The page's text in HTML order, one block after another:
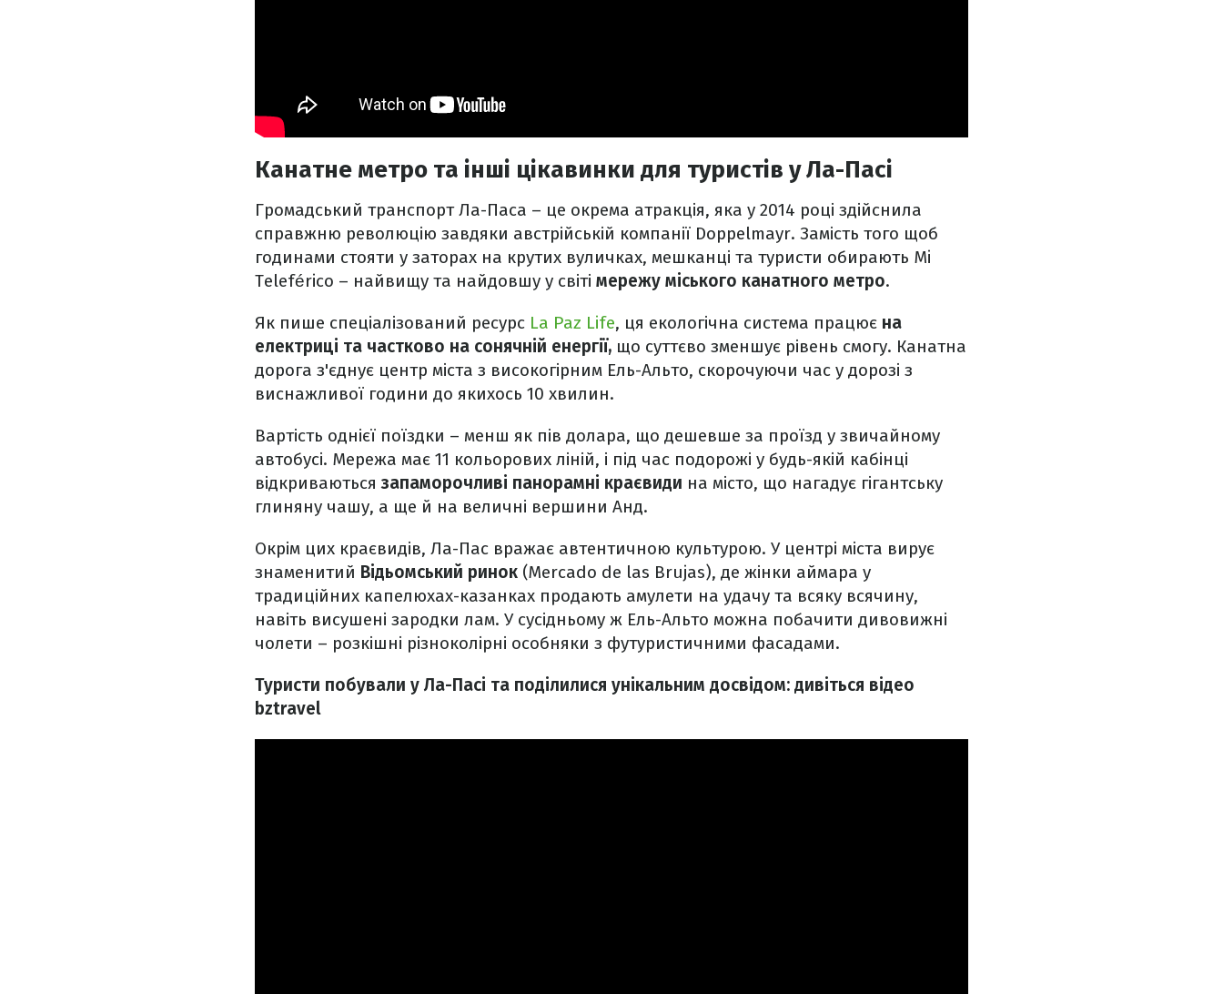
Канатне метро та інші цікавинки для туристів у Ла-Пасі
Громадський транспорт Ла-Паса – це окрема атракція, яка у 2014 році здійснила
справжню революцію завдяки австрійській компанії Doppelmayr. Замість того щоб
годинами стояти у заторах на крутих вуличках, мешканці та туристи обирають Mi
Teleférico – найвищу та найдовшу у світі мережу міського канатного метро.
Як пише спеціалізований ресурс La Paz Life, ця екологічна система працює на
електриці та частково на сонячній енергії, що суттєво зменшує рівень смогу. Канатна
дорога з'єднує центр міста з високогірним Ель-Альто, скорочуючи час у дорозі з
виснажливої години до якихось 10 хвилин.
Вартість однієї поїздки – менш як пів долара, що дешевше за проїзд у звичайному
автобусі. Мережа має 11 кольорових ліній, і під час подорожі у будь-якій кабінці
відкриваються запаморочливі панорамні краєвиди на місто, що нагадує гігантську
глиняну чашу, а ще й на величні вершини Анд.
Окрім цих краєвидів, Ла-Пас вражає автентичною культурою. У центрі міста вирує
знаменитий Відьомський ринок (Mercado de las Brujas), де жінки аймара у
традиційних капелюхах-казанках продають амулети на удачу та всяку всячину,
навіть висушені зародки лам. У сусідньому ж Ель-Альто можна побачити дивовижні
чолети – розкішні різноколірні особняки з футуристичними фасадами.
Туристи побували у Ла-Пасі та поділилися унікальним досвідом: дивіться відео
bztravel